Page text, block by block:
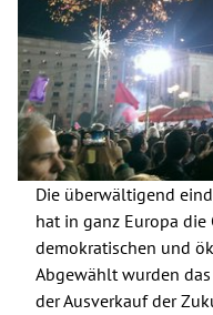
Die überwältigend
hat in ganz Europa die
demokratischen und
Abgewählt wurden
der Ausverkauf der